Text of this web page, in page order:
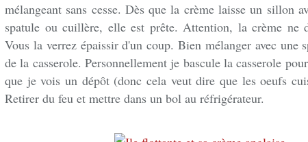
mélangeant sans cesse. Dès que la crème laisse un sillon
spatule ou cuillère, elle est prête. Attention, la crème ne
Vous la verrez épaissir d'un coup. Bien mélanger avec une
de la casserole. Personnellement je bascule la casserole
que je vois un dépôt (donc cela veut dire que les oeufs
Retirer du feu et mettre dans un bol au réfrigérateur.